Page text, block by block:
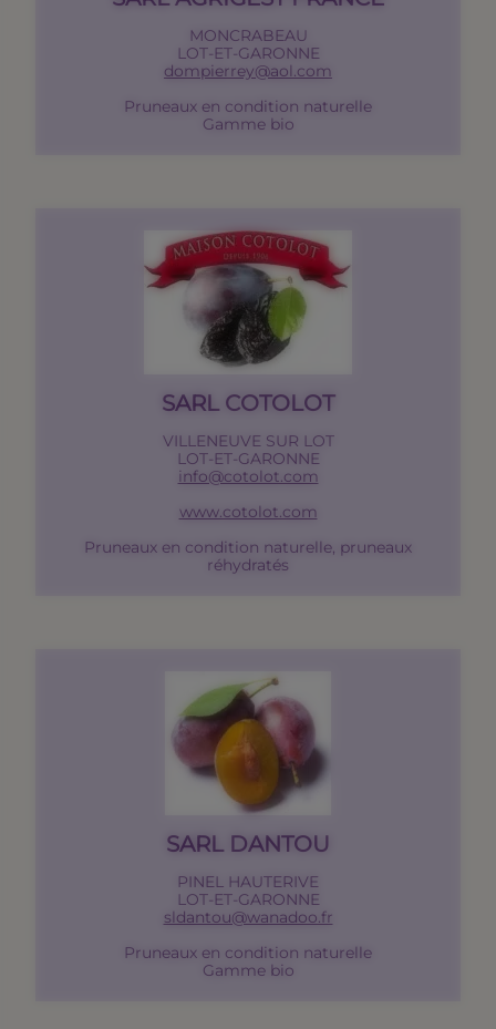
MONCRABEAU
LOT-ET-GARONNE
dompierrey@aol.com
Pruneaux en condition naturelle
Gamme bio
SARL COTOLOT
VILLENEUVE SUR LOT
LOT-ET-GARONNE
info@cotolot.com
www.cotolot.com
Pruneaux en condition naturelle, pruneaux
réhydratés
SARL DANTOU
PINEL HAUTERIVE
LOT-ET-GARONNE
sldantou@wanadoo.fr
Pruneaux en condition naturelle
Gamme bio